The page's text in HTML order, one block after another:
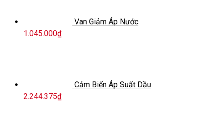
Van Giảm Áp Nước
1.045.000₫
Cảm Biến Áp Suất Dầu
2.244.375₫